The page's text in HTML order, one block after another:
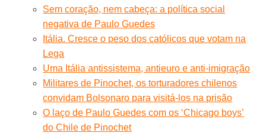
Sem coração, nem cabeça: a política social
negativa de Paulo Guedes
Itália. Cresce o peso dos católicos que votam na
Lega
Uma Itália antissistema, antieuro e anti-imigração
Militares de Pinochet, os torturadores chilenos
convidam Bolsonaro para visitá-los na prisão
O laço de Paulo Guedes com os ‘Chicago boys’
do Chile de Pinochet